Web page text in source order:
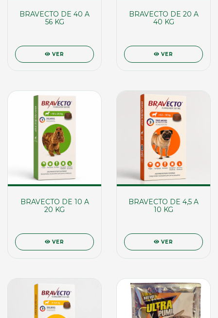
BRAVECTO DE 40 A
56 KG
VER
BRAVECTO DE 20 A
40 KG
VER
BRAVECTO DE 10 A
20 KG
VER
BRAVECTO DE 4,5 A
10 KG
VER